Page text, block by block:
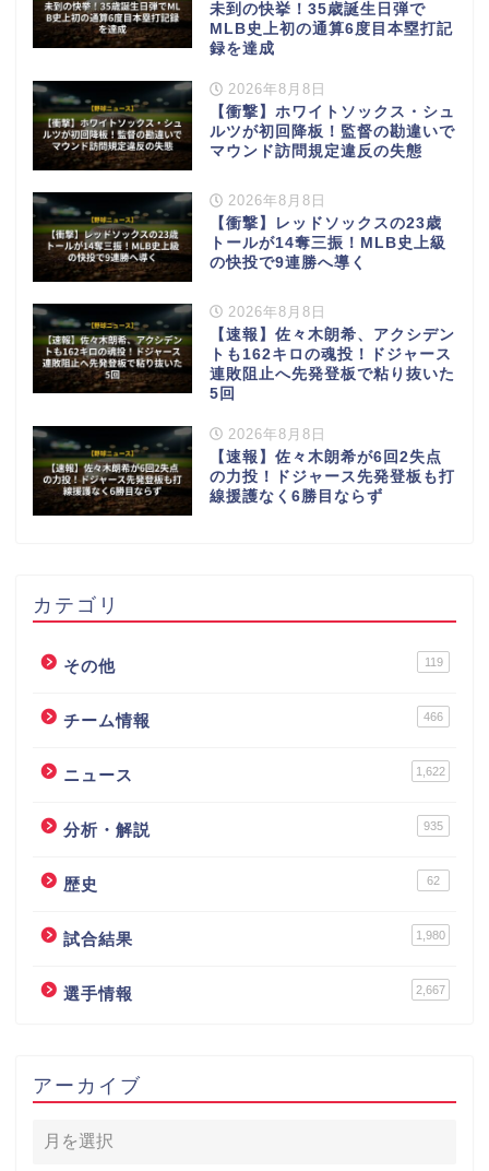
未到の快挙！35歳誕生日弾で
MLB史上初の通算6度目本塁打記
録を達成
2026年8月8日
【衝撃】ホワイトソックス・シュ
ルツが初回降板！監督の勘違いで
マウンド訪問規定違反の失態
2026年8月8日
【衝撃】レッドソックスの23歳
トールが14奪三振！MLB史上級
の快投で9連勝へ導く
2026年8月8日
【速報】佐々木朗希、アクシデン
トも162キロの魂投！ドジャース
連敗阻止へ先発登板で粘り抜いた
5回
2026年8月8日
【速報】佐々木朗希が6回2失点
の力投！ドジャース先発登板も打
線援護なく6勝目ならず
カテゴリ
その他 119
チーム情報 466
ニュース 1,622
分析・解説 935
歴史 62
試合結果 1,980
選手情報 2,667
アーカイブ